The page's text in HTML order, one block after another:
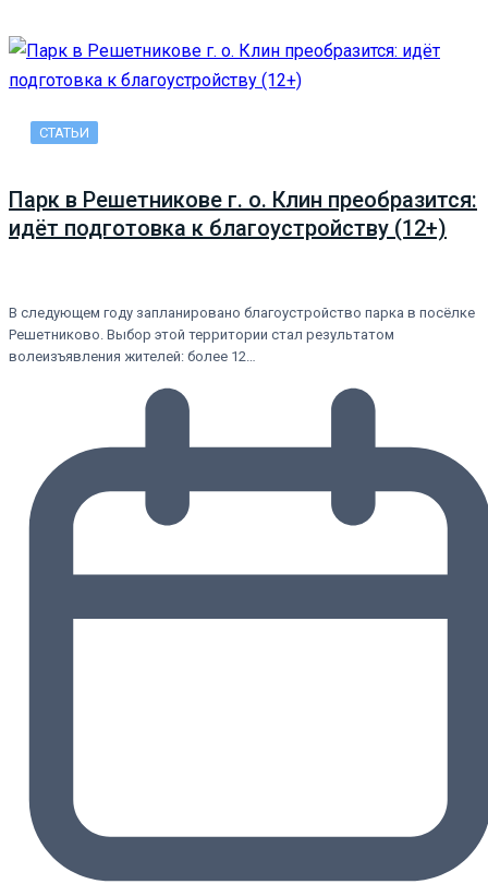
СТАТЬИ
Парк в Решетникове г. о. Клин преобразится:
идёт подготовка к благоустройству (12+)
В следующем году запланировано благоустройство парка в посёлке
Решетниково. Выбор этой территории стал результатом
волеизъявления жителей: более 12…